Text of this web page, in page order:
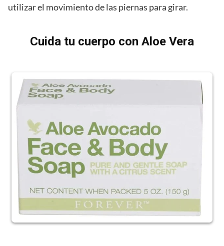
utilizar el movimiento de las piernas para girar.
Cuida tu cuerpo con Aloe Vera